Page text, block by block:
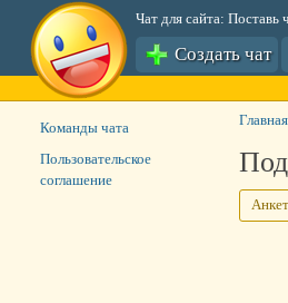
Чат для сайта: Поставь
Создать чат
Главная
Команды чата
Пользовательское
соглашение